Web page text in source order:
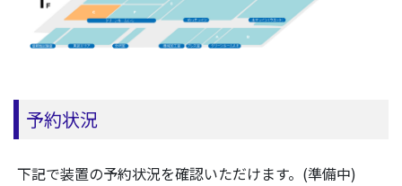
予約状況
下記で装置の予約状況を確認いただけます。(準備中)